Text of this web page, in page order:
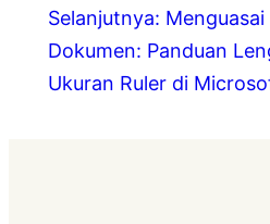
Selanjutnya:
Dokumen: Panduan
Ukuran Ruler di